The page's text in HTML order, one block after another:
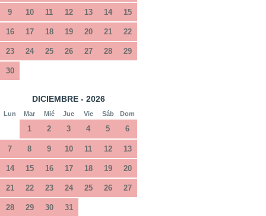
9 10 11 12 13 14 15
16 17 18 19 20 21 22
23 24 25 26 27 28 29
30
DICIEMBRE - 2026
Lun Mar Mié Jue Vie Sáb Dom
1 2 3 4 5 6
7 8 9 10 11 12 13
14 15 16 17 18 19 20
21 22 23 24 25 26 27
28 29 30 31